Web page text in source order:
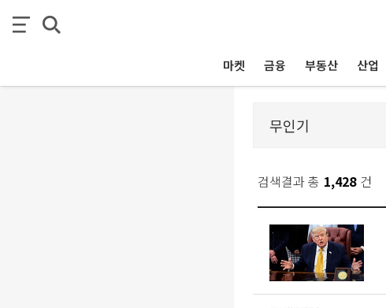
마켓 금융 부동산 산업
검색결과 총 1,428 건